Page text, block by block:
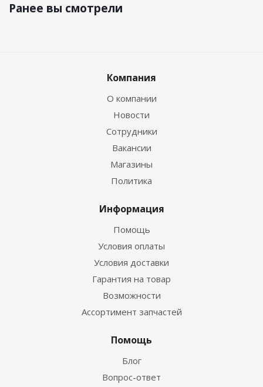
Ранее вы смотрели
Компания
О компании
Новости
Сотрудники
Вакансии
Магазины
Политика
Информация
Помощь
Условия оплаты
Условия доставки
Гарантия на товар
Возможности
Ассортимент запчастей
Помощь
Блог
Вопрос-ответ